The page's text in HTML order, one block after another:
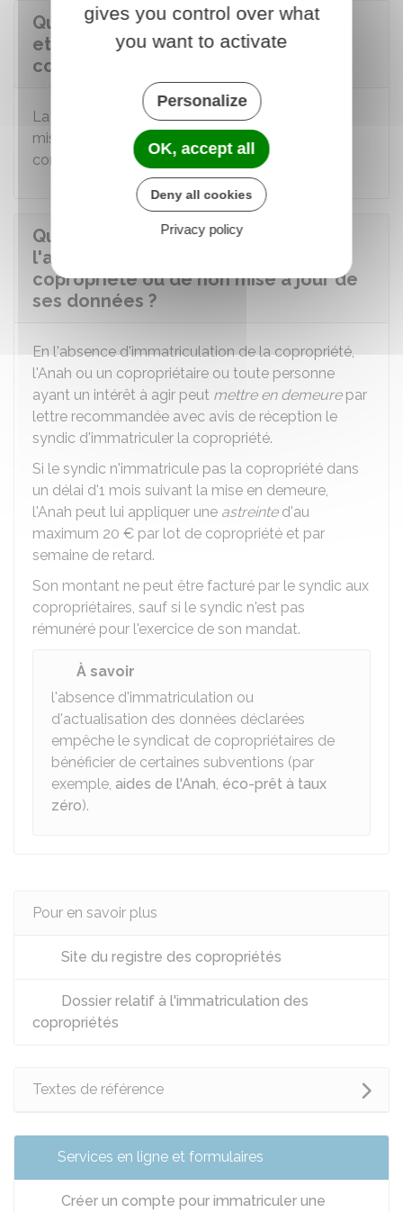
Quel est le coût de l'immatriculation
et mises à jour des données de la
copropriété ?
La démarche d'inscription de la copropriété et la
mise à jour annuelle des informations la
concernant auprès du registre sontgratuites
Quelles sont les conséquences en
l'absence d'immatriculation de la
copropriété ou de non mise à jour de
ses données ?
En l'absence d'immatriculation de la copropriété,
l'Anah ou un copropriétaire ou toute personne
ayant un intérêt à agir peut mettre en demeurepar
lettre recommandée avec avis de réception le
syndic d'immatriculer la copropriété.
Si le syndic n'immatricule pas la copropriété dans
un délai d'1 mois suivant la mise en demeure,
l'Anah peut lui appliquer une astreinted'au
maximum 20 € par lot de copropriété et par
semaine de retard.
Son montant ne peut être facturé par le syndic aux
copropriétaires, sauf si le syndic n'est pas
rémunéré pour l'exercice de son mandat.
À savoir
l'absence d'immatriculation ou
d'actualisation des données déclarées
empêche le syndicat de copropriétaires de
bénéficier de certaines subventions (par
exemple, aides de l'Anah, éco-prêt à taux
zéro).
Pour en savoir plus
Site du registre des copropriétés
Dossier relatif à l'immatriculation des
copropriétés
Textes de référence
Services en ligne et formulaires
Créer un compte pour immatriculer une
gives you control over what
you want to activate
Personalize
OK, accept all
Deny all cookies
Privacy policy